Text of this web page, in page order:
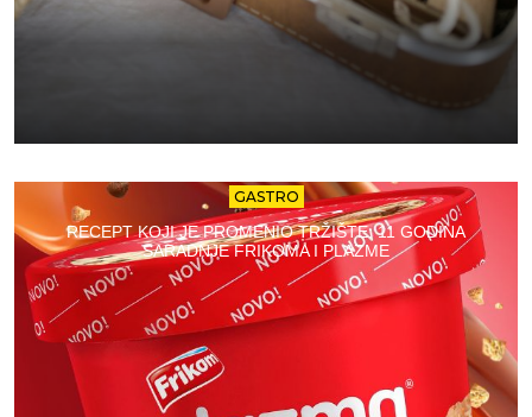
GASTRO
RECEPT KOJI JE PROMENIO TRŽIŠTE: 11 GODINA
SARADNJE FRIKOMA I PLAZME